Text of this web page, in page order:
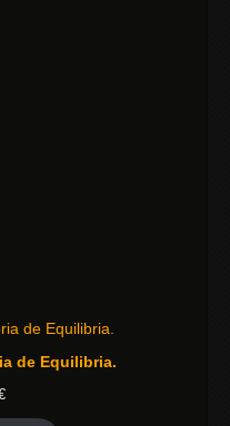
de Equilibria.